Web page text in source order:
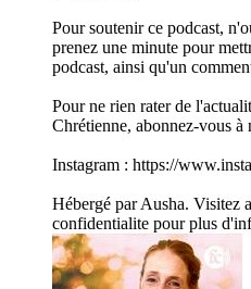
Pour soutenir ce podcast,
prenez une minute pour
podcast, ainsi qu'un
Pour ne rien rater de
Chrétienne, abonnez-vous à
Instagram : https://
Hébergé par Ausha. Visitez
confidentialite pour plus